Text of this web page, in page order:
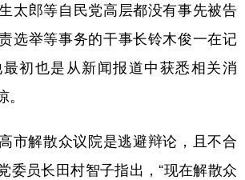
太郎等自民党高层都没有事先被告
选举等事务的干事长铃木俊一在记
初也是从新闻报道中获悉相关消
。
解散众议院是逃避辩论，且不合
委员长田村智子指出，“现在解散众